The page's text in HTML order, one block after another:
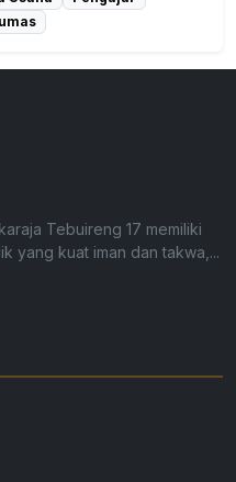
Tebuireng 17 memiliki
yang kuat iman dan takwa,...